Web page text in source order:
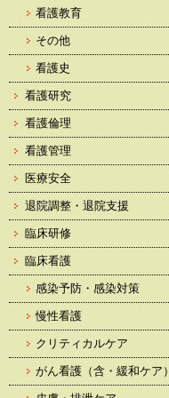
看護教育
その他
看護史
看護研究
看護倫理
看護管理
医療安全
退院調整・退院支援
臨床研修
臨床看護
感染予防・感染対策
慢性看護
クリティカルケア
がん看護（含・緩和ケア）